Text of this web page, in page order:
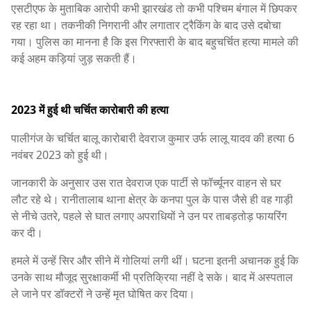
एसटीएफ के मुताबिक आरोपी कभी झारखंड तो कभी पश्चिम बंगाल में छिपकर
रह रहा था। तकनीकी निगरानी और लगातार ट्रैकिंग के बाद उसे दबोचा
गया। पुलिस का मानना है कि इस गिरफ्तारी के बाद बहुचर्चित हत्या मामले की
कई अहम कड़ियां जुड़ सकती हैं।
2023 में हुई थी चर्चित कारोबारी की हत्या
पालीगंज के चर्चित बालू कारोबारी देवराज कुमार उर्फ लालू यादव की हत्या 6
नवंबर 2023 को हुई थी।
जानकारी के अनुसार उस रात देवराज एक पार्टी से फॉर्च्यूनर वाहन से घर
लौट रहे थे। रानीतालाब थाना क्षेत्र के कनपा पुल के पास जैसे ही वह गाड़ी
से नीचे उतरे, पहले से घात लगाए अपराधियों ने उन पर ताबड़तोड़ फायरिंग
कर दी।
हमले में उन्हें सिर और सीने में गोलियां लगी थीं। घटना इतनी अचानक हुई कि
उनके साथ मौजूद सुरक्षाकर्मी भी प्रतिक्रिया नहीं दे सके। बाद में अस्पताल
ले जाने पर डॉक्टरों ने उन्हें मृत घोषित कर दिया।